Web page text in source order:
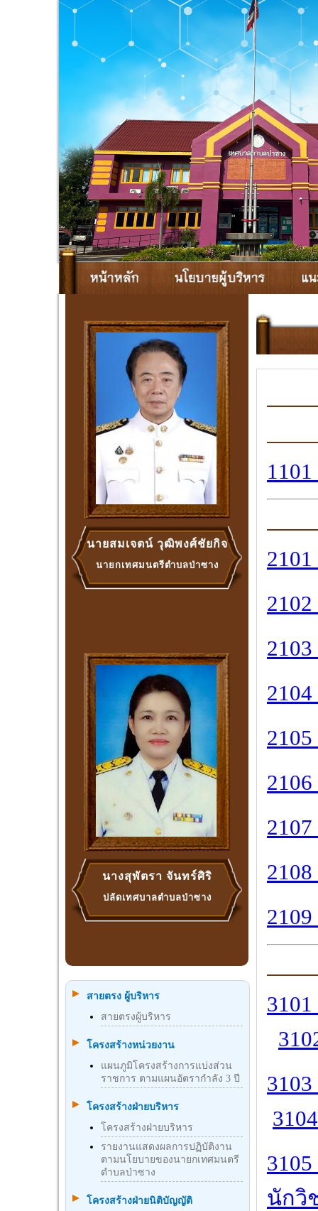
นายสมเจตน์ วุฒิพงศ์ชัยกิจ
นายกเทศมนตรีตำบลป่าซาง
นางสุพัตรา จันทร์ศิริ
ปลัดเทศบาลตำบลป่าซาง
สายตรง ผู้บริหาร
สายตรงผู้บริหาร
โครงสร้างหน่วยงาน
แผนภูมิโครงสร้างการแบ่งส่วน
ราชการ ตามแผนอัตรากำลัง 3 ปี
โครงสร้างฝ่ายบริหาร
โครงสร้างฝ่ายบริหาร
รายงานแสดงผลการปฏิบัติงาน
ตามนโยบายของนายกเทศมนตรี
ตำบลป่าซาง
โครงสร้างฝ่ายนิติบัญญัติ
นักวิ